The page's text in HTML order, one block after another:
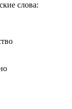
слова: